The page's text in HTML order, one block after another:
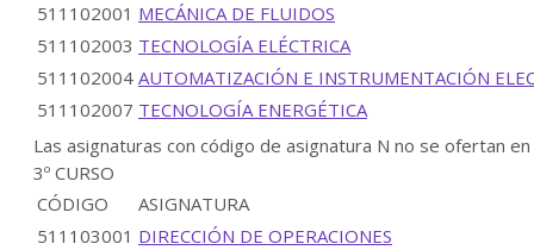
511102001 MECÁNICA DE FLUIDOS
511102003 TECNOLOGÍA ELÉCTRICA
511102004 AUTOMATIZACIÓN E INSTRUMENTACIÓN
511102007 TECNOLOGÍA ENERGÉTICA
Las asignaturas con código de asignatura N no se ofertan
3º CURSO
CÓDIGO
ASIGNATURA
511103001 DIRECCIÓN DE OPERACIONES